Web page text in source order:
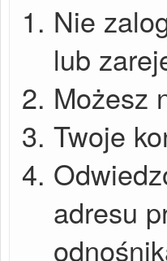
Nie
lub
Możesz
Twoje
adresu